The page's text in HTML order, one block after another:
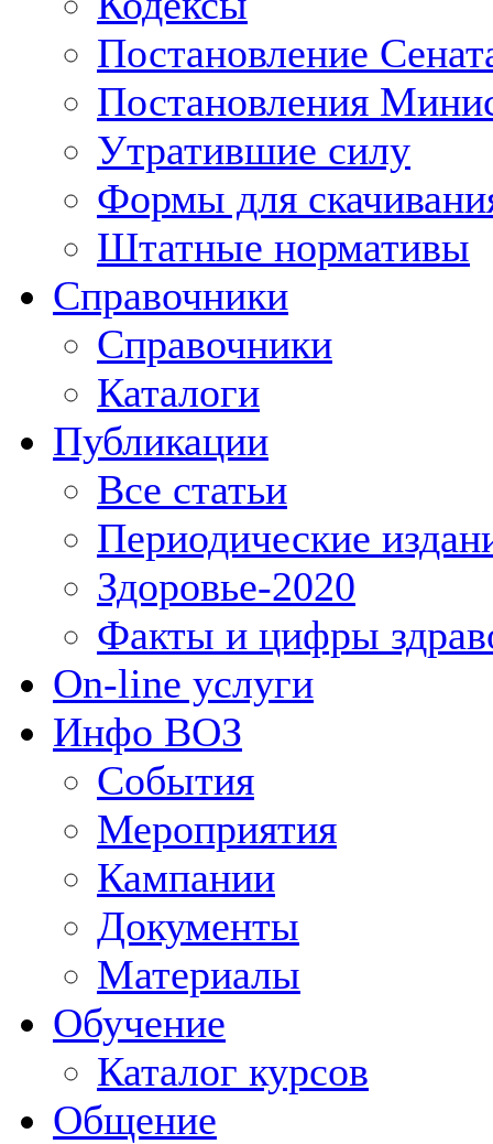
Постановление
Постановления
Утратившие силу
Формы для
Штатные нормативы
Справочники
Справочники
Каталоги
Публикации
Все статьи
Периодические
Здоровье-2020
Факты и цифры
On-line услуги
Инфо ВОЗ
События
Мероприятия
Кампании
Документы
Материалы
Обучение
Каталог курсов
Общение